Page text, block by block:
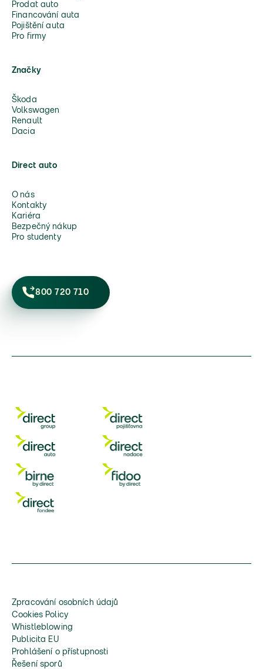
Prodat auto
Financování auta
Pojištění auta
Pro firmy
Značky
Škoda
Volkswagen
Renault
Dacia
Direct auto
O nás
Kontakty
Kariéra
Bezpečný nákup
Pro studenty
800 720 710
Zpracování osobních údajů
Cookies Policy
Whistleblowing
Publicita EU
Prohlášení o přístupnosti
Řešení sporů